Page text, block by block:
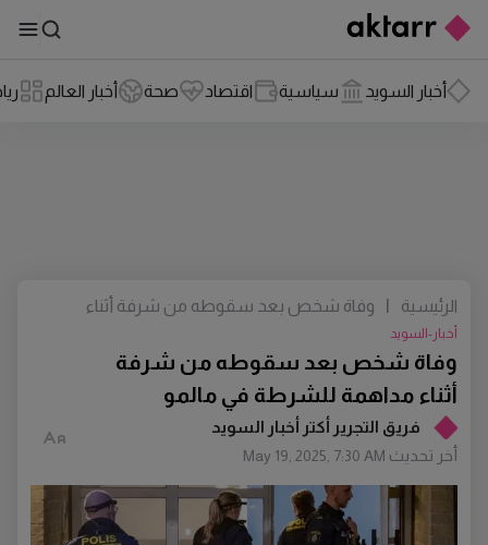
أخبار السويد سياسية اقتصاد صحة أخبار العالم
فريق التجرير أكتر أخبار السويد
أخر تحديث May 19, 2025, 7:30 AM
وفاة شخص بعد سقوطه من شرفة
أثناء مداهمة للشرطة في مالمو
أخبار-السويد
الرئيسية |
وفاة شخص بعد سقوطه من شرفة أثناء